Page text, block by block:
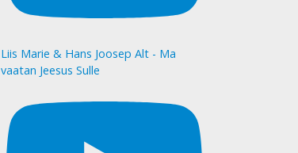
Liis Marie & Hans Joosep Alt - Ma
vaatan Jeesus Sulle